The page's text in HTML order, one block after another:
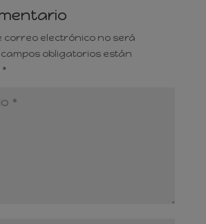
correo electrónico no será
campos obligatorios están
*